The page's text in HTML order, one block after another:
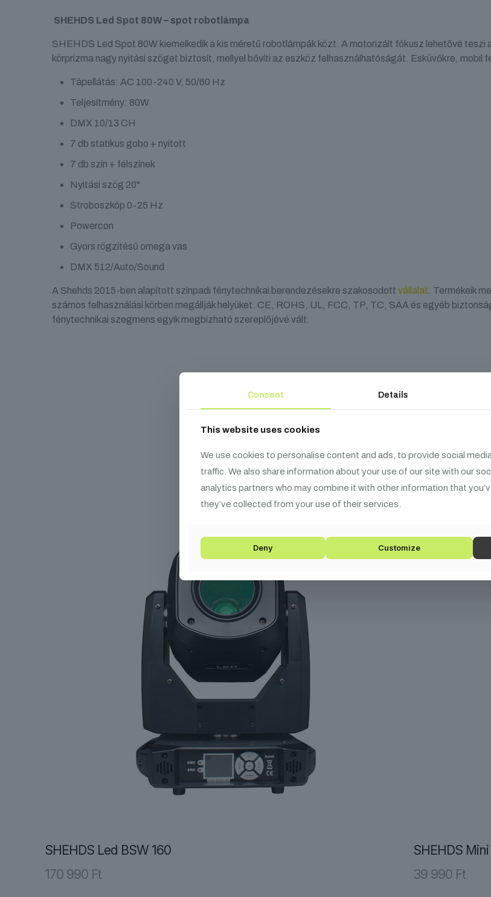
SHEHDS Led Spot 80W – spot robotlámpa
SHEHDS Led Spot 80W kiemelkedik a kis méretű robotlámpák közt. A motorizált fókusz lehetővé teszi
körprizma nagy nyitási szöget biztosít, mellyel bővíti az eszköz felhasználhatóságát. Esküvőkre, mobil
Tápellátás: AC 100-240 V, 50/60 Hz
Teljesítmény: 80W
DMX 10/13 CH
7 db statikus gobo + nyitott
7 db szín + félszínek
Nyitási szög 20°
Stroboszkóp 0-25 Hz
Powercon
Gyors rögzítésű omega vas
DMX 512/Auto/Sound
A Shehds 2015-ben alapított színpadi fénytechnikai berendezésekre szakosodott vállalat . Termékeik
számos felhasználási körben megállják helyüket. CE, ROHS, UL, FCC, TP, TC, SAA és egyéb
fénytechnikai szegmens egyik megbízható szereplőjévé vált.
Kapcsolódó
SHEHDS Led BSW 160
170 990 Ft
SHEHDS
39 990 Ft
Consent Details
This website uses cookies
We use cookies to personalise content and ads, to provide social
traffic. We also share information about your use of our site with our
analytics partners who may combine it with other information that
they’ve collected from your use of their services.
Deny Customize